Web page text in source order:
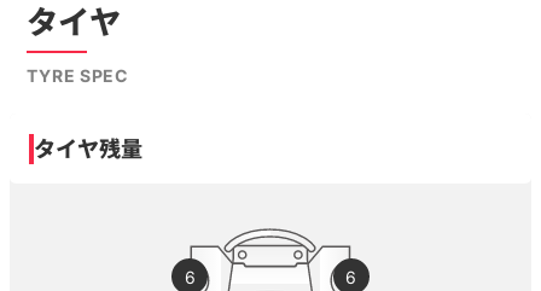
タイヤ
TYRE SPEC
タイヤ残量
6 6